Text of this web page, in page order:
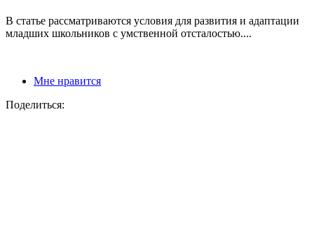
В статье рассматриваются условия для развития и адаптации
младших школьников с умственной отсталостью....
Мне нравится
Поделиться: